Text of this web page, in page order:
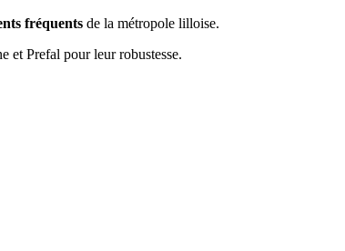
fréquents de la métropole lilloise.
Prefal pour leur robustesse.